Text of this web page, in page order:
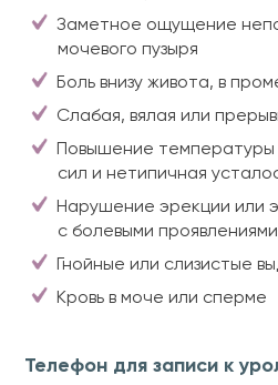
Заметное ощущение
мочевого пузыря
Боль внизу живота, в
Слабая, вялая или
Повышение
сил и нетипичная
Нарушение эрекции или
с болевыми проявлениями
Гнойные или слизистые
Кровь в моче или сперме
Телефон для записи к